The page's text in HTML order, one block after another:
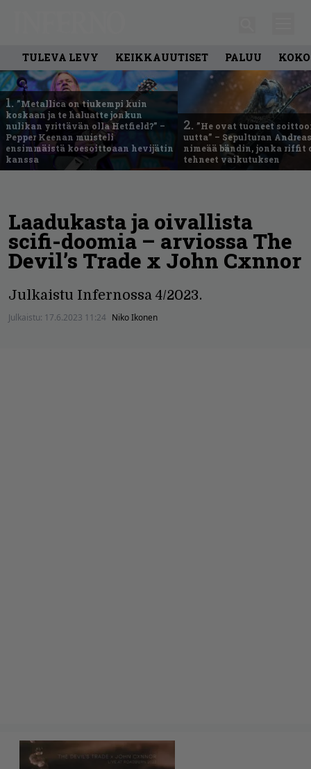
TULEVA LEVY KEIKKAUUTISET PALUU
1. ”Metallica on tiukempi kuin
koskaan ja te haluatte jonkun
nulikan yrittävän olla Hetfield?” –
Pepper Keenan muisteli
ensimmäistä koesoittoaan hevijätin
kanssa
2. ”He ovat tuoneet
uutta” – Sepulturan
nimeää bändin, jonka riffit
tehneet vaikutuksen
Laadukasta ja oivallista
scifi-doomia – arviossa The
Devil’s Trade x John Cxnnor
Julkaistu Infernossa 4/2023.
Julkaistu: 17.6.2023 11:24 Niko Ikonen